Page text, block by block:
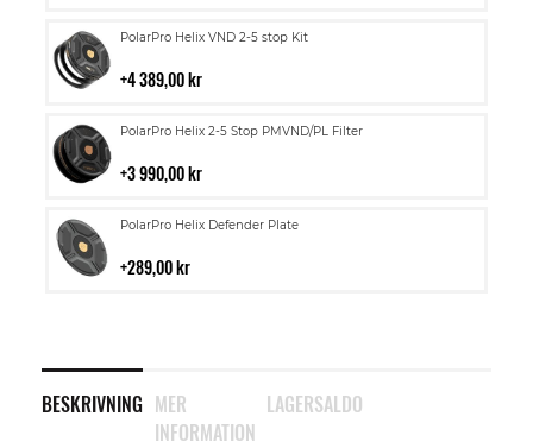
PolarPro Helix VND 2-5 stop Kit
4 389,00 kr
Lägg
i
PolarPro Helix 2-5 Stop PMVND/PL Filter
3 990,00 kr
Lägg
i
PolarPro Helix Defender Plate
289,00 kr
Lägg
i
BESKRIVNING MER
INFORMATION
LAGERSALDO